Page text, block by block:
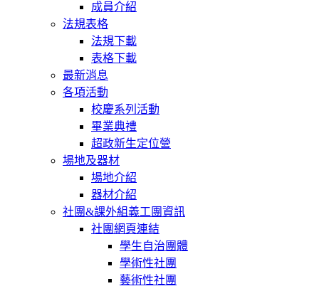
成員介紹
法規表格
法規下載
表格下載
最新消息
各項活動
校慶系列活動
畢業典禮
超政新生定位營
場地及器材
場地介紹
器材介紹
社團&課外組義工團資訊
社團網頁連結
學生自治團體
學術性社團
藝術性社團